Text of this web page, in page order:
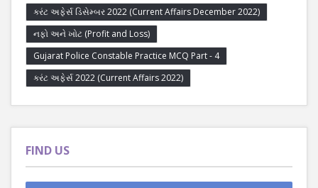
કરંટ અફેર્સ ડિસેમ્બર 2022 (Current Affairs December 2022)
નફો અને ખોટ (Profit and Loss)
Gujarat Police Constable Practice MCQ Part - 4
કરંટ અફેર્સ 2022 (Current Affairs 2022)
FIND US